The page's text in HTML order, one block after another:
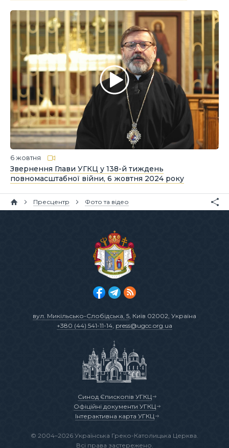
6 жовтня
Звернення Глави УГКЦ у 138-й тиждень
повномасштабної війни, 6 жовтня 2024 року
Пресцентр Фото та відео
вул. Микільсько-Слобідська, 5, Київ 02002, Україна
+380 (44) 541-11-14, press@ugcc.org.ua
Синод Єпископів УГКЦ
Офіційні документи УГКЦ
Інтерактивна карта УГКЦ
© 2004–2026 Українська Греко-Католицька Церква.
Всі права застережено.